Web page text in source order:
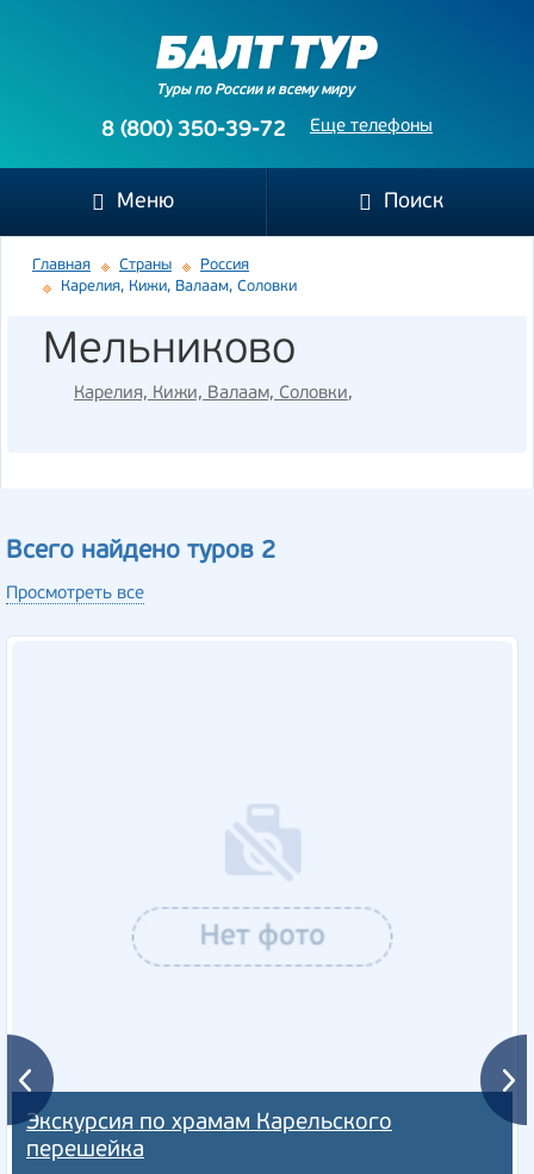
Туры по России и всему миру
Еще телефоны
8 (800) 350-39-72
Меню Поиск
Главная Страны
Россия
Карелия, Кижи, Валаам, Соловки
Мельниково
Карелия, Кижи, Валаам, Соловки,
Всего найдено туров 2
Просмотреть все
Экскурсия по храмам Карельского
перешейка